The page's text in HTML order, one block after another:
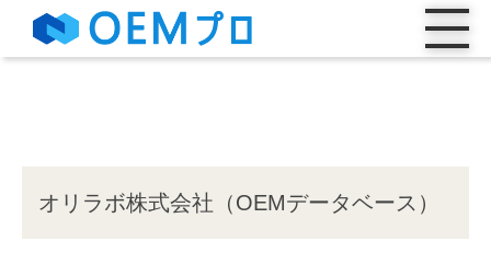
オリラボ株式会社（OEMデータベース）